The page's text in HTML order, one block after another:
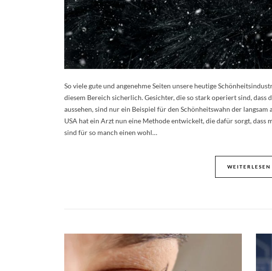
So viele gute und angenehme Seiten unsere heutige
diesem Bereich sicherlich. Gesichter, die so stark operiert sind,
aussehen, sind nur ein Beispiel für den Schönheitswahn der
USA hat ein Arzt nun eine Methode entwickelt, die dafür sorgt, dass
sind für so manch einen wohl…
WEITERLESEN